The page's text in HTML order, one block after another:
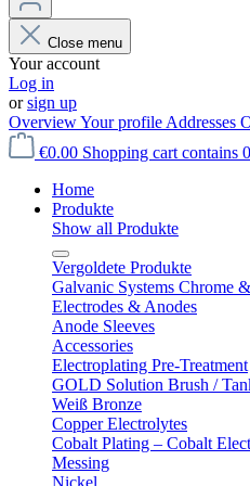
Close menu
Your account
Log in
orsign up
OverviewYour profile Addresses
€0.00 Shopping cart contains
Home
Produkte
Show all Produkte
Vergoldete Produkte
Galvanic Systems Chrome
Electrodes & Anodes
Anode Sleeves
Accessories
Electroplating Pre-Treatment
GOLD Solution Brush /
Weiß Bronze
Copper Electrolytes
Cobalt Plating – Cobalt
Messing
Nickel